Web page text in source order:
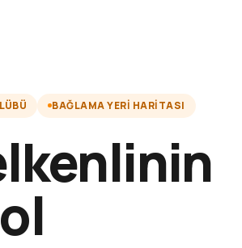
BAĞLAMA YERI HARITASI